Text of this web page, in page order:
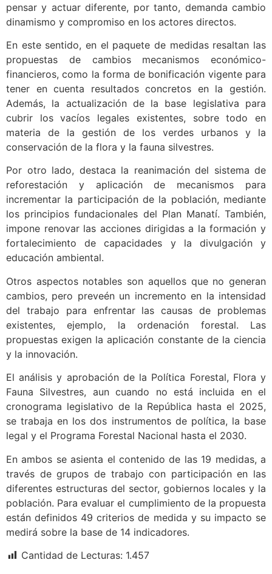
pensar y actuar diferente, por tanto, demanda cambio
dinamismo y compromiso en los actores directos.
En este sentido, en el paquete de medidas resaltan las
propuestas de cambios mecanismos económico-
financieros, como la forma de bonificación vigente para
tener en cuenta resultados concretos en la gestión.
Además, la actualización de la base legislativa para
cubrir los vacíos legales existentes, sobre todo en
materia de la gestión de los verdes urbanos y la
conservación de la flora y la fauna silvestres.
Por otro lado, destaca la reanimación del sistema de
reforestación y aplicación de mecanismos para
incrementar la participación de la población, mediante
los principios fundacionales del Plan Manatí. También,
impone renovar las acciones dirigidas a la formación y
fortalecimiento de capacidades y la divulgación y
educación ambiental.
Otros aspectos notables son aquellos que no generan
cambios, pero preveén un incremento en la intensidad
del trabajo para enfrentar las causas de problemas
existentes, ejemplo, la ordenación forestal. Las
propuestas exigen la aplicación constante de la ciencia
y la innovación.
El análisis y aprobación de la Política Forestal, Flora y
Fauna Silvestres, aun cuando no está incluida en el
cronograma legislativo de la República hasta el 2025,
se trabaja en los dos instrumentos de política, la base
legal y el Programa Forestal Nacional hasta el 2030.
En ambos se asienta el contenido de las 19 medidas, a
través de grupos de trabajo con participación en las
diferentes estructuras del sector, gobiernos locales y la
población. Para evaluar el cumplimiento de la propuesta
están definidos 49 criterios de medida y su impacto se
medirá sobre la base de 14 indicadores.
Cantidad de Lecturas: 1.457